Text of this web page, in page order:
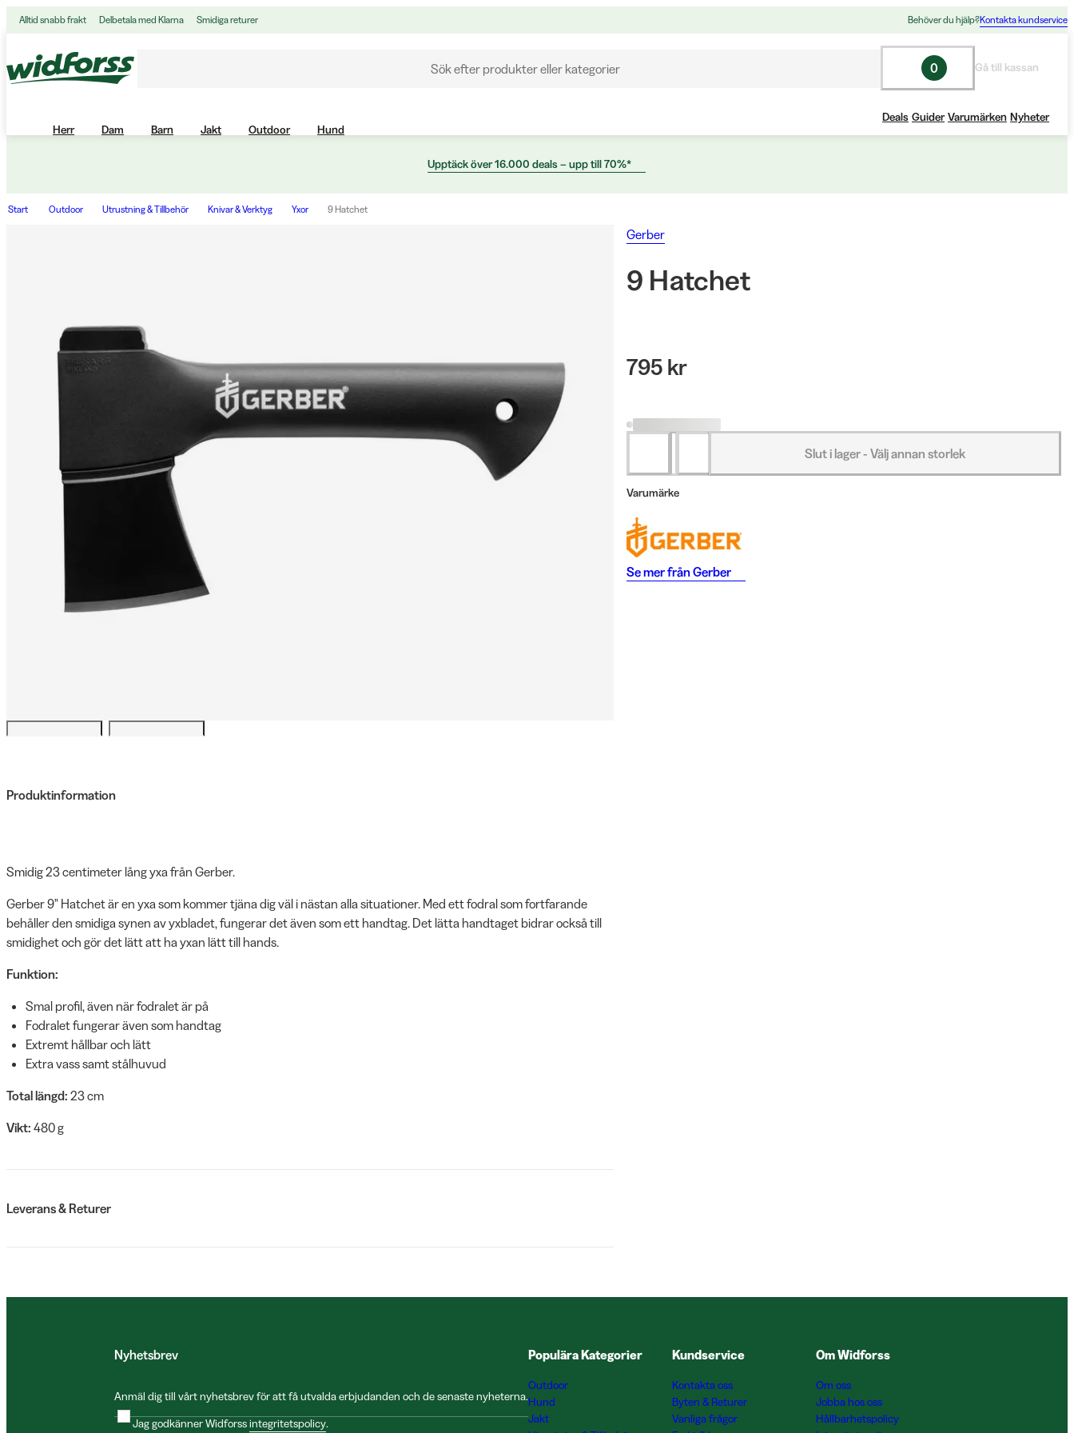
Alltid snabb frakt Delbetala med Klarna Smidiga returer Behöver du hjälp?Kontakta kundservice
Sök efter produkter eller kategorier 0 Gå till kassan
Herr Dam Barn Jakt Outdoor Hund
Deals Guider Varumärken Nyheter
Upptäck över 16.000 deals – upp till 70%*
Start Outdoor Utrustning & Tillbehör Knivar & Verktyg Yxor 9 Hatchet
Produktinformation
Smidig 23 centimeter lång yxa från Gerber.
Gerber 9" Hatchet är en yxa som kommer tjäna dig väl i nästan alla situationer. Med ett fodral som fortfarande
behåller den smidiga synen av yxbladet, fungerar det även som ett handtag. Det lätta handtaget bidrar också till
smidighet och gör det lätt att ha yxan lätt till hands.
Funktion:
Smal profil, även när fodralet är på
Fodralet fungerar även som handtag
Extremt hållbar och lätt
Extra vass samt stålhuvud
Total längd: 23 cm
Vikt: 480 g
Leverans & Returer
Gerber
9 Hatchet
795 kr
Slut i lager - Välj annan storlek
Varumärke
Se mer frånGerber
Nyhetsbrev
Anmäl dig till vårt nyhetsbrev för att få utvalda erbjudanden och de senaste nyheterna.
Jag godkänner Widforssintegritetspolicy.
Populära Kategorier
Outdoor
Hund
Jakt
Kundservice
Kontakta oss
Byten & Returer
Vanliga frågor
Om Widforss
Om oss
Jobba hos oss
Hållbarhetspolicy